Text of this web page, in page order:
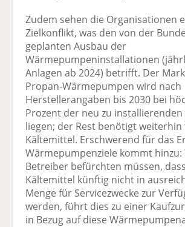
Zudem sehen die Organisationen
Zielkonflikt, was den von der
geplanten Ausbau der
Wärmepumpeninstallationen
Anlagen ab 2024) betrifft. Der
Propan-Wärmepumpen wird nach
Herstellerangaben bis 2030 bei
Prozent der neu zu installierenden
liegen; der Rest benötigt
Kältemittel. Erschwerend für das
Wärmepumpenziele kommt hinzu:
Betreiber befürchten müssen,
Kältemittel künftig nicht in
Menge für Servicezwecke zur
werden, führt dies zu einer
in Bezug auf diese